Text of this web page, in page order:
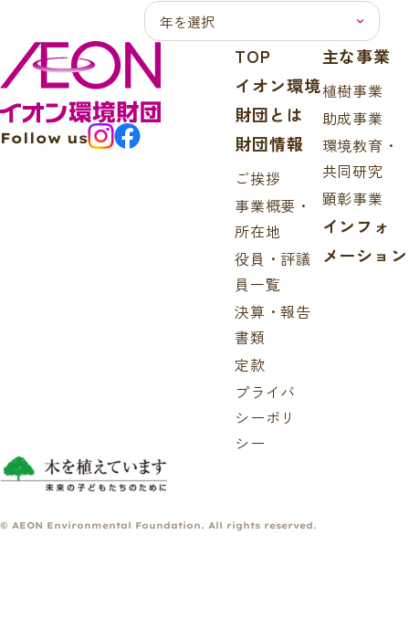
Follow us
TOP
イオン環境
財団とは
財団情報
ご挨拶
事業概要・
所在地
役員・評議
員一覧
決算・報告
書類
定款
プライバ
シーポリ
シー
主な事業
植樹事業
助成事業
環境教育・
共同研究
顕彰事業
インフォ
メーション
© AEON Environmental Foundation. All rights reserved.